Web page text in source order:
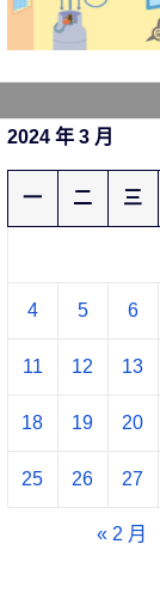
2024 年 3 月
一 二 三
4 5 6
11 12 13
18 19 20
25 26 27
« 2 月